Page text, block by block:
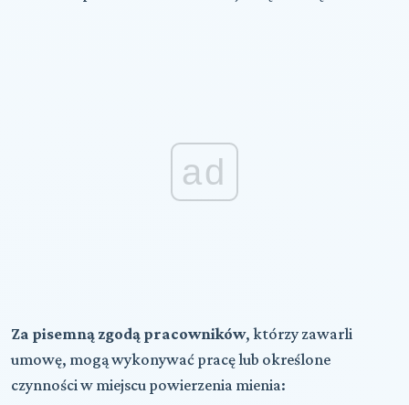
ad
Za pisemną zgodą pracowników, którzy zawarli
umowę, mogą wykonywać pracę lub określone
czynności w miejscu powierzenia mienia: